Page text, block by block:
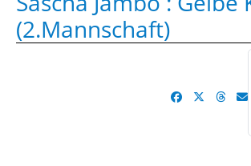
(2.Mannschaft)